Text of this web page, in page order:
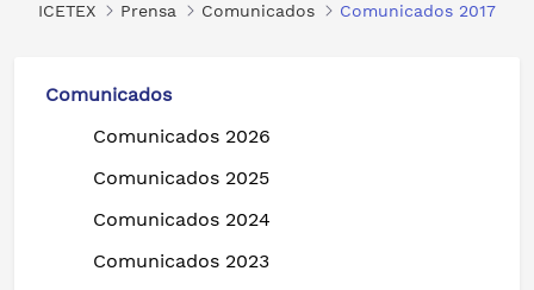
ICETEX Prensa Comunicados Comunicados 2017
Comunicados
Comunicados 2026
Comunicados 2025
Comunicados 2024
Comunicados 2023